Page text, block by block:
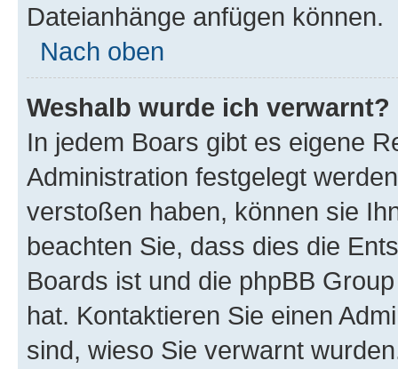
Dateianhänge anfügen können.
Nach oben
Weshalb wurde ich verwarnt?
In jedem Boars gibt es eigene
Administration festgelegt
verstoßen haben, können sie
beachten Sie, dass dies die
Boards ist und die phpBB
hat. Kontaktieren Sie einen
sind, wieso Sie verwarnt